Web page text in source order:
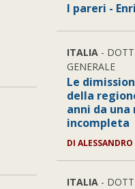
I pareri -
ITALIA -
GENERALE
Le
della
anni da
incompleta
DI ALESSANDRO
ITALIA -